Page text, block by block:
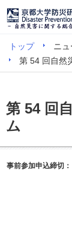
トップ ニ
第 54 回自然
第 54 回
ム
事前参加申込締切